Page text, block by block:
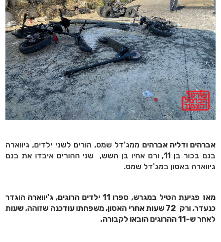
אברהים ודליה אברהיםממג'דל שמס, הורים לשני ילדים, גיווארה
בנם בכור בן 11, ורם אחיו בן השש, שני ההורים איבדו את בנם
גיווארה באסון במג'דל שמס.
מאז פגיעת הטיל במגרש, ספרו 11 ילדים הרוגים, ג'יווארה הוגדר
כנעדר, ורק 72 שעות אחרי האסון, משפחתו עודכנה שזוהה, שעות
לאחר ש-11 ההרוגים הובאו לקבורה.